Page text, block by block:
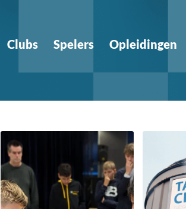
Clubs Spelers Opleidingen